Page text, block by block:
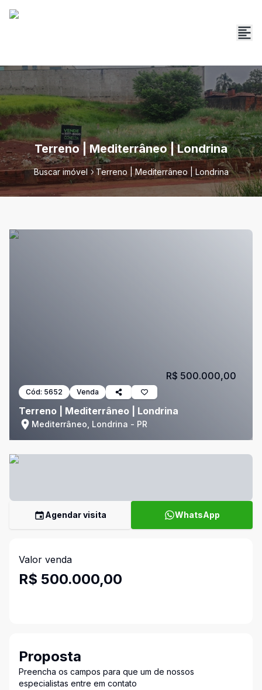
Terreno | Mediterrâneo | Londrina
Buscar imóvel Terreno | Mediterrâneo | Londrina
Cód: 5652 Venda
Terreno | Mediterrâneo | Londrina
Mediterrâneo, Londrina - PR
R$ 500.000,00
Agendar visita WhatsApp
Valor venda
R$ 500.000,00
Proposta
Preencha os campos para que um de nossos
especialistas entre em contato